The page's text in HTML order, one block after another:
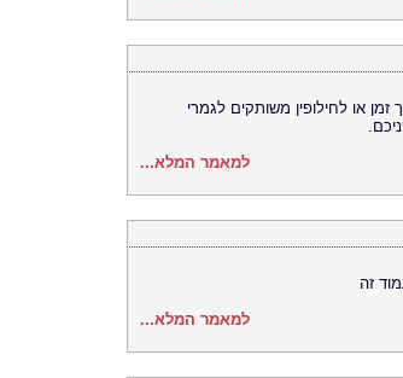
או לחילופין משותקים לגמרי
למאמר המלא...
זה
למאמר המלא...